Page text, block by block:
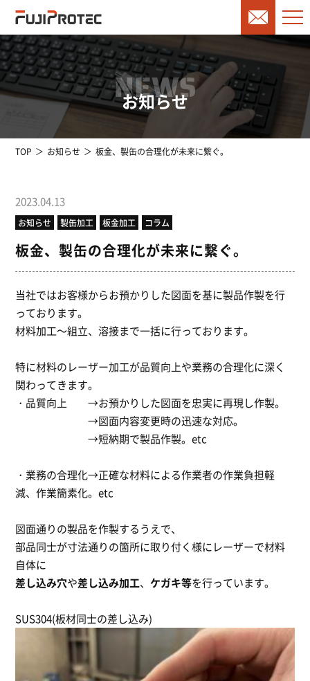
NEWS
お知らせ
TOP お知らせ 板金、製缶の合理化が未来に繋ぐ。
2023.04.13
お知らせ 製缶加工 板金加工 コラム
板金、製缶の合理化が未来に繋ぐ。
当社ではお客様からお預かりした図面を基に製品作製を行
っております。
材料加工～組立、溶接まで一括に行っております。
特に材料のレーザー加工が品質向上や業務の合理化に深く
関わってきます。
・品質向上 →お預かりした図面を忠実に再現し作製。
→図面内容変更時の迅速な対応。
→短納期で製品作製。etc
・業務の合理化→正確な材料による作業者の作業負担軽
減、作業簡素化。etc
図面通りの製品を作製するうえで、
部品同士が寸法通りの箇所に取り付く様にレーザーで材料
自体に
差し込み穴や差し込み加工、ケガキ等を行っています。
SUS304(板材同士の差し込み)